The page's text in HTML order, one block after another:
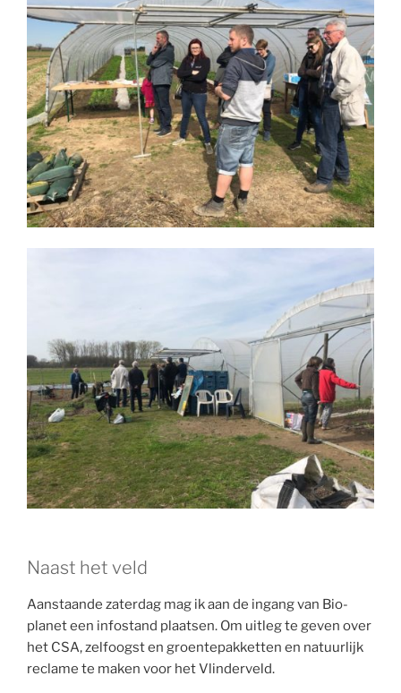
Naast het veld
Aanstaande zaterdag mag ik aan de ingang van Bio-
planet een infostand plaatsen. Om uitleg te geven over
het CSA, zelfoogst en groentepakketten en natuurlijk
reclame te maken voor het Vlinderveld.